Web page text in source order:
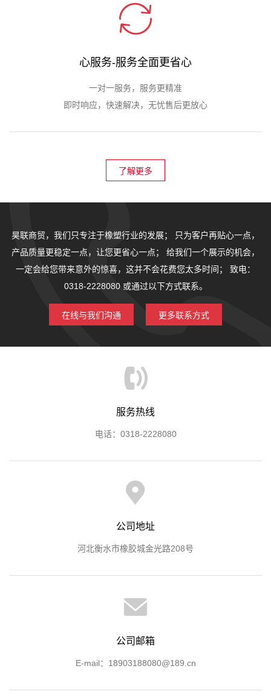
心服务-服务全面更省心
一对一服务，服务更精准
即时响应，快速解决，无忧售后更放心
了解更多
昊联商贸，我们只专注于橡塑行业的发展；
只为客户再贴心一点，
产品质量更稳定一点，让您更省心一点；
给我们一个展示的机会，
一定会给您带来意外的惊喜，这并不会花费您太多时间；
致电：
0318-2228080 或通过以下方式联系。
在线与我们沟通 更多联系方式
服务热线
电话：0318-2228080
公司地址
河北衡水市橡胶城金光路208号
公司邮箱
E-mail：18903188080@189.cn